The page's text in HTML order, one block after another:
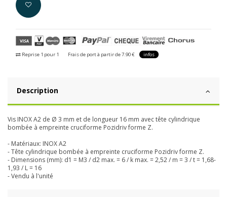
Reprise 1 pour 1 Frais de port à partir de 7.90 € infos
Description
Vis INOX A2 de Ø 3 mm et de longueur 16 mm avec tête cylindrique
bombée à empreinte cruciforme Pozidriv forme Z.
- Matériaux: INOX A2
- Tête cylindrique bombée à empreinte cruciforme Pozidriv forme Z.
- Dimensions (mm): d1 = M3 / d2 max. = 6 / k max. = 2,52 / m = 3 / t = 1,68-
1,93 / L = 16
- Vendu à l'unité